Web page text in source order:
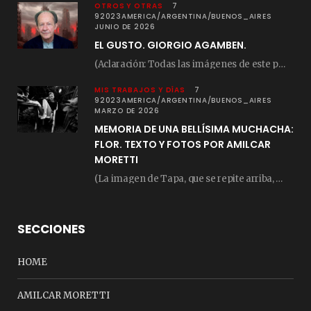
OTROS Y OTRAS
7
92023AMERICA/ARGENTINA/BUENOS_AIRES
JUNIO DE 2026
EL GUSTO. GIORGIO AGAMBEN.
(Aclaración: Todas las imágenes de este posteo fueron tomadas de Bloghemia.com, y todos los…
MIS TRABAJOS Y DÍAS
7
92023AMERICA/ARGENTINA/BUENOS_AIRES
MARZO DE 2026
MEMORIA DE UNA BELLÍSIMA MUCHACHA:
FLOR. TEXTO Y FOTOS POR AMILCAR
MORETTI
(La imagen de Tapa, que se repite arriba, fue compuesta por Amilcar Moretti el viernes…
SECCIONES
HOME
AMILCAR MORETTI